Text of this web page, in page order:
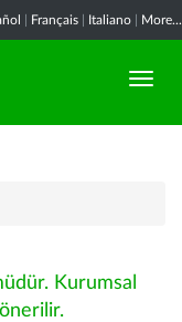
Français Italiano More...
Kurumsal